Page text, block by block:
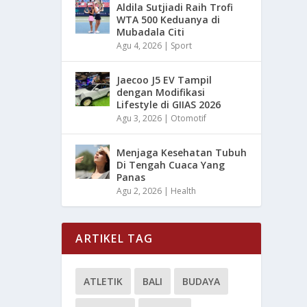
Aldila Sutjiadi Raih Trofi
WTA 500 Keduanya di
Mubadala Citi
Agu 4, 2026 | Sport
Jaecoo J5 EV Tampil
dengan Modifikasi
Lifestyle di GIIAS 2026
Agu 3, 2026 | Otomotif
Menjaga Kesehatan Tubuh
Di Tengah Cuaca Yang
Panas
Agu 2, 2026 | Health
ARTIKEL TAG
ATLETIK BALI BUDAYA